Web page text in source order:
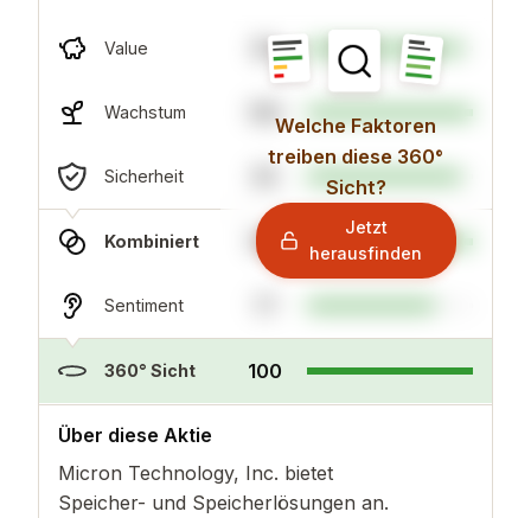
Value 94
Wachstum 100
Sicherheit
Kombiniert 100
Sentiment
360° Sicht 100
Welche Faktoren
treiben diese 360°
Sicht?
Jetzt
herausfinden
Über diese Aktie
Micron Technology, Inc. bietet
Speicher- und Speicherlösungen an.
mehr